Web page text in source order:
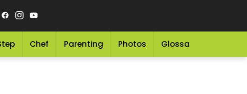
Chef Parenting Photos Glossary